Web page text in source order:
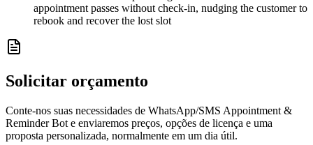
appointment passes without check-in, nudging the customer to
rebook and recover the lost slot
Solicitar orçamento
Conte-nos suas necessidades de WhatsApp/SMS Appointment &
Reminder Bot e enviaremos preços, opções de licença e uma
proposta personalizada, normalmente em um dia útil.